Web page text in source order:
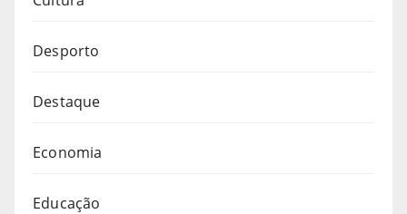
Desporto
Destaque
Economia
Educação